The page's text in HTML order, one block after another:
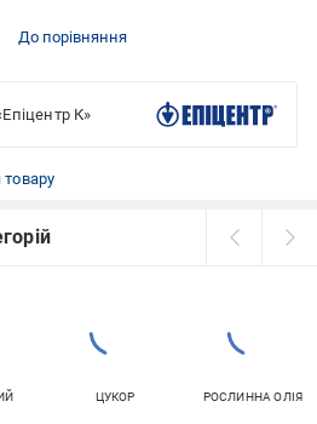
До порівняння
К»
ЦУКОР РОСЛИННА ОЛІЯ